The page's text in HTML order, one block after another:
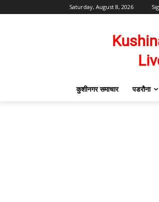
Saturday, August 8, 2026
कुशीनगर समाचार पडरौना